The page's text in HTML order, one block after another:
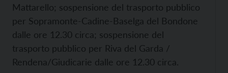
Mattarello; sospensione del trasporto pubblico
per Sopramonte-Cadine-Baselga del Bondone
dalle ore 12.30 circa; sospensione del
trasporto pubblico per Riva del Garda /
Rendena/Giudicarie dalle ore 12.30 circa.